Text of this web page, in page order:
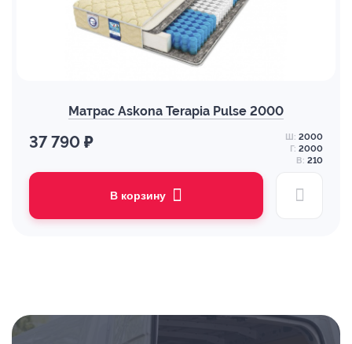
Матрас Askona Terapia Pulse 2000
37 790 ₽ Ш: 2000
Г: 2000
В: 210
В корзину